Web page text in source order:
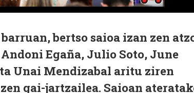
bertso saioa izan zen
Egaña, Julio Soto, June
Unai Mendizabal aritu ziren
gai-jartzailea. Saioan